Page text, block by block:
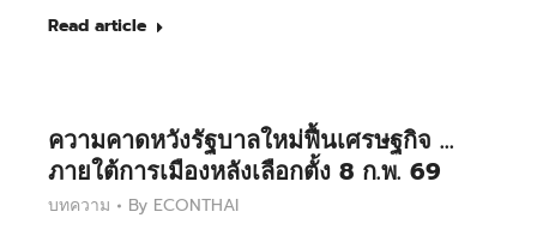
Read article
ความคาดหวังรัฐบาลใหม่ฟื้นเศรษฐกิจ …
ภายใต้การเมืองหลังเลือกตั้ง 8 ก.พ. 69
บทความ By ECONTHAI